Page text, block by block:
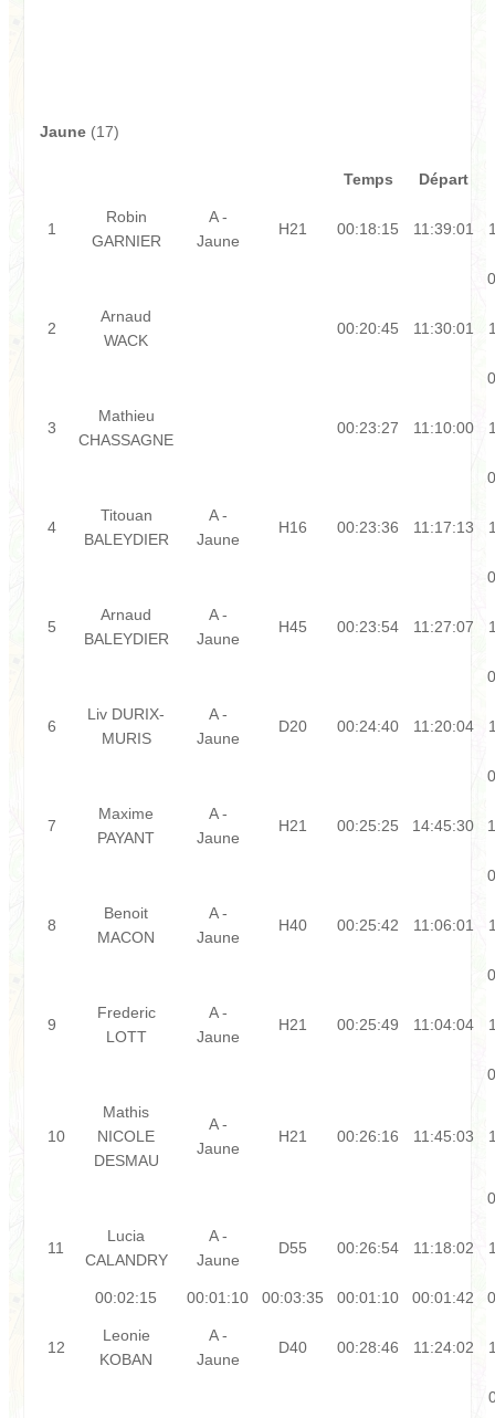
Jaune (17)
Temps Départ
1
Robin
GARNIER
A -
Jaune
H21 00:18:15 11:39:01
2
Arnaud
WACK
00:20:45 11:30:01
3
Mathieu
CHASSAGNE
00:23:27 11:10:00
4
Titouan
BALEYDIER
A -
Jaune
H16 00:23:36 11:17:13
5
Arnaud
BALEYDIER
A -
Jaune
H45 00:23:54 11:27:07
6
Liv DURIX-
MURIS
A -
Jaune
D20 00:24:40 11:20:04
7
Maxime
PAYANT
A -
Jaune
H21 00:25:25 14:45:30
8
Benoit
MACON
A -
Jaune
H40 00:25:42 11:06:01
9
Frederic
LOTT
A -
Jaune
H21 00:25:49 11:04:04
10
Mathis
NICOLE
DESMAU
A -
Jaune
H21 00:26:16 11:45:03
11
Lucia
CALANDRY
A -
Jaune
D55 00:26:54 11:18:02
00:02:15 00:01:10 00:03:35 00:01:10 00:01:42
12
Leonie
KOBAN
A -
Jaune
D40 00:28:46 11:24:02